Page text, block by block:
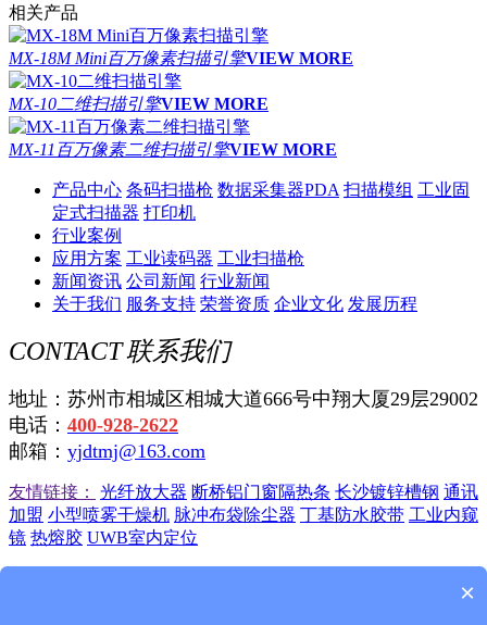
相关产品
MX-18M Mini百万像素扫描引擎VIEW MORE
MX-10二维扫描引擎VIEW MORE
MX-11百万像素二维扫描引擎VIEW MORE
产品中心 条码扫描枪 数据采集器PDA 扫描模组 工业固
定式扫描器 打印机
行业案例
应用方案 工业读码器 工业扫描枪
新闻资讯 公司新闻 行业新闻
关于我们 服务支持 荣誉资质 企业文化 发展历程
CONTACT联系我们
地址：苏州市相城区相城大道666号中翔大厦29层29002
电话： 400-928-2622
邮箱： yjdtmj@163.com
友情链接： 光纤放大器 断桥铝门窗隔热条 长沙镀锌槽钢 通讯
加盟 小型喷雾干燥机 脉冲布袋除尘器 丁基防水胶带 工业内窥
镜 热熔胶 UWB室内定位
×